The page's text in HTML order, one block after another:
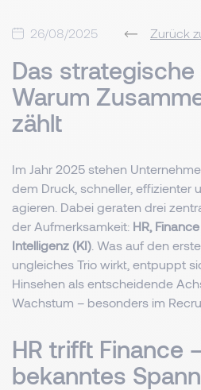
26/08/2025 Zurück
Das strategische
Warum
zählt
Im Jahr 2025 stehen
dem Druck, schneller, effizienter
agieren. Dabei geraten drei
der Aufmerksamkeit: HR,
Intelligenz (KI) . Was auf den
ungleiches Trio wirkt, entpuppt
Hinsehen als entscheidende
Wachstum – besonders im
HR trifft Finance
bekanntes